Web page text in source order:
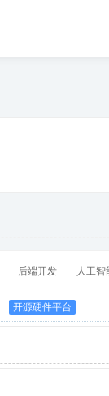
后端开发 人工智
开源硬件平台